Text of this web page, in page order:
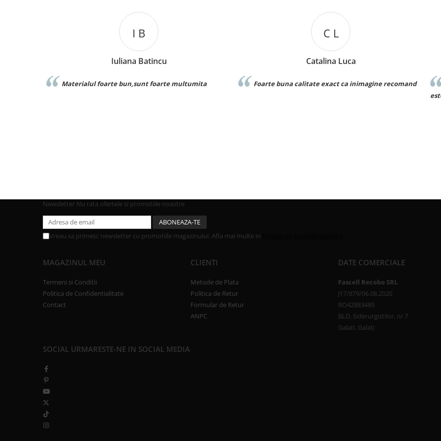
C L
Catalina Luca
Foarte buna calitate exact ca inimagine recomand
D D
Denisa Dumitru
Foarte frumos! Este exact ca in poza si materialul
Newsletter Nu rata ofertele si promotiile noastre
Vreau sa primesc newsletter cu promotiile magazinului. Afla mai multe in
MAGAZINUL MEU
Termeni si Conditii
Politica de Confidentialitate
Contact
CLIENTI
Metode de Plata
Politica de Retur
Formular de Retur
ANPC
DATE COMERCIALE
Fascell Recobo SRL
J17/879/06.08.2020
RO42883489
BLD. Siderurgistilor, nr 7
Galati, Galați
SOCIAL URMARESTE-NE IN SOCIAL MEDIA